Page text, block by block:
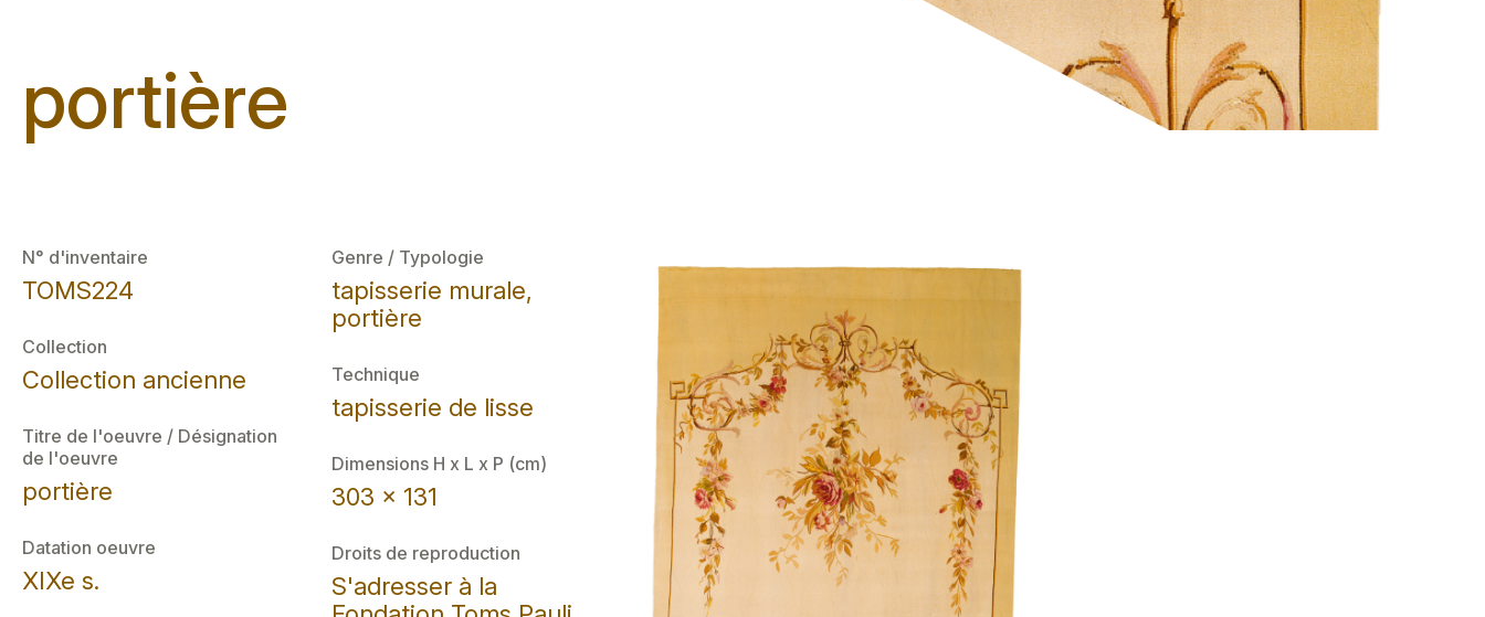
portière
N° d'inventaire
TOMS224
Collection
Collection ancienne
Titre de l'oeuvre / Désignation
de l'oeuvre
portière
Datation oeuvre
XIXe s.
Genre / Typologie
tapisserie murale,
portière
Technique
tapisserie de lisse
Dimensions H x L x P (cm)
303 x 131
Droits de reproduction
S'adresser à la